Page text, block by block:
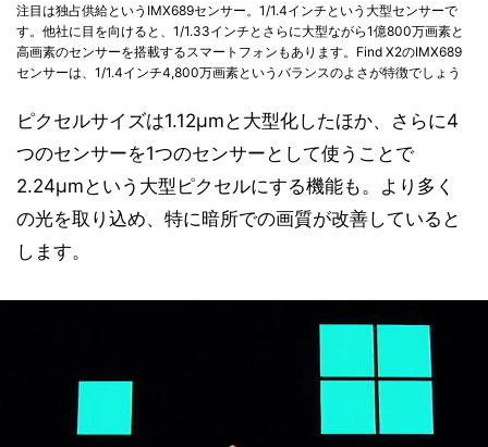
注目は独占供給というIMX689センサー。1/1.4インチという大型センサーで
す。他社に目を向けると、1/1.33インチとさらに大型ながら1億800万画素と
高画素のセンサーを搭載するスマートフォンもあります。Find X2のIMX689
センサーは、1/1.4インチ4,800万画素というバランスのよさが特徴でしょう
ピクセルサイズは1.12μmと大型化したほか、さらに4
つのセンサーを1つのセンサーとして使うことで
2.24μmという大型ピクセルにする機能も。より多く
の光を取り込め、特に暗所での画質が改善していると
します。